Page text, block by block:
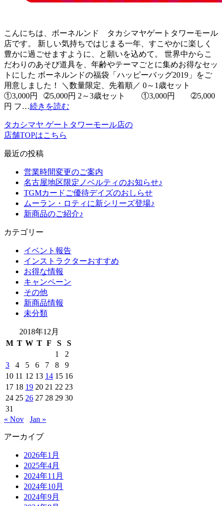
こんにちは、ボーネルンド タカシマヤゲートタワーモール
店です。 新しい気持ちではじまる一年、すこやかに楽しく
豊かに過ごせますように、と願いを込めて。 世界中からこ
だわりのあそび道具を、年齢やテーマごとに集めお得なセッ
トにした ボーネルンドの福袋「ハッピーバッグ2019」をご
用意しました！ ＼数量限定、先着順／ 0～1歳セット
①3,000円 ➁5,000円 2～3歳セット ①3,000円 ➁5,000
円 フ…続きを読む
タカシマヤ ゲートタワーモール店の
店舗TOPはこちら
最近の投稿
営業時間変更のご案内
名古屋地区限定ノベルティのお知らせ♪
TGMカードご優待デイズのおしらせ
ムーラン・ロティに新シリーズ登場♪
新商品のご紹介♪
カテゴリー
イベント報告
インストラクターおすすめ
お得な情報
キャンペーン
その他
新商品情報
未分類
2018年12月
M T W T F S
S
1
2
3
4 5 6 7 8
9
10 11 12 13 14 15 16
17 18 19 20 21 22 23
24 25 26 27 28 29 30
31
« Nov
Jan »
アーカイブ
2026年1月
2025年4月
2024年11月
2024年10月
2024年9月